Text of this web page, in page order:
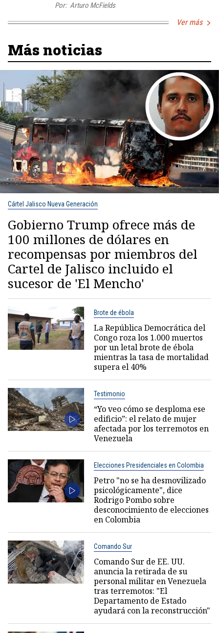
Por: Arturo McFields
Ver más
Más noticias
Cártel Jalisco Nueva Generación
Gobierno Trump ofrece más de
100 millones de dólares en
recompensas por miembros del
Cartel de Jalisco incluido el
sucesor de 'El Mencho'
Brote de ébola
La República Democrática del
Congo roza los 1.000 muertos
por un letal brote de ébola
mientras la tasa de mortalidad
supera el 40%
Testimonio
“Yo veo cómo se desploma ese
edificio”: el relato de mujer
afectada por los terremotos en
Venezuela
Elecciones Presidenciales en Colombia
Petro "no se ha desmovilizado
psicológicamente", dice
Rodrigo Pombo sobre
desconocimiento de elecciones
en Colombia
Comando Sur
Comando Sur de EE. UU.
anuncia la retirada de su
personal militar en Venezuela
tras terremotos: "El
Departamento de Estado
ayudará con la reconstrucción"